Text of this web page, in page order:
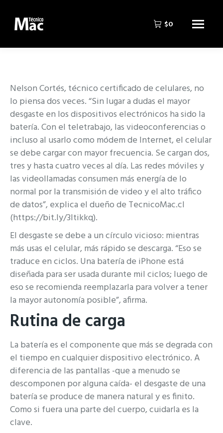
$0
Nelson Cortés, técnico certificado de celulares, no
lo piensa dos veces. “Sin lugar a dudas el mayor
desgaste en los dispositivos electrónicos ha sido la
batería. Con el teletrabajo, las videoconferencias o
incluso al usarlo como módem de Internet, el celular
se debe cargar con mayor frecuencia. Se cargan dos,
tres y hasta cuatro veces al día. Las redes móviles y
las videollamadas consumen más energía de lo
normal por la transmisión de video y el alto tráfico
de datos”, explica el dueño de TecnicoMac.cl
(https://bit.ly/3ltikkq).
El desgaste se debe a un círculo vicioso: mientras
más usas el celular, más rápido se descarga. “Eso se
traduce en ciclos. Una batería de iPhone está
diseñada para ser usada durante mil ciclos; luego de
eso se recomienda reemplazarla para volver a tener
la mayor autonomía posible”, afirma.
Rutina de carga
La batería es el componente que más se degrada con
el tiempo en cualquier dispositivo electrónico. A
diferencia de las pantallas -que a menudo se
descomponen por alguna caída- el desgaste de una
batería se produce de manera natural y es finito.
Como si fuera una parte del cuerpo, cuidarla es la
clave.